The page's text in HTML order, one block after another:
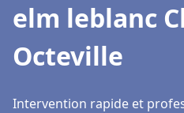
elm leblanc
Octeville
Intervention rapide et